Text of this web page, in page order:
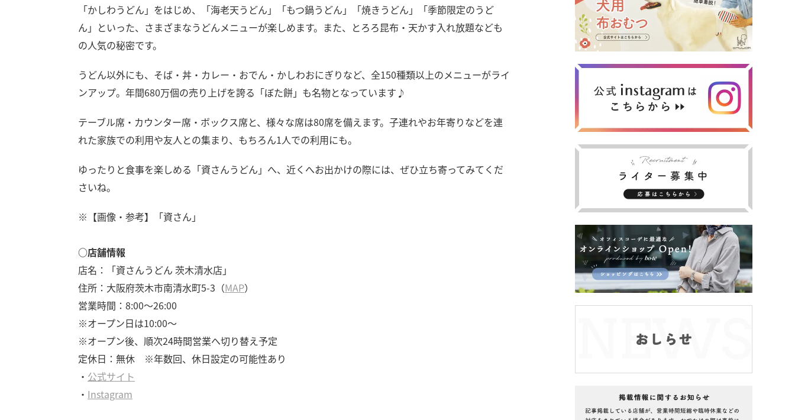
「かしわうどん」をはじめ、「海老天うどん」「もつ鍋うどん」「焼きうどん」「季節限定のうど
ん」といった、さまざまなうどんメニューが楽しめます。また、とろろ昆布・天かす入れ放題なども
の人気の秘密です。
うどん以外にも、そば・丼・カレー・おでん・かしわおにぎりなど、全150種類以上のメニューがライ
ンアップ。年間680万個の売り上げを誇る「ぼた餅」も名物となっています♪
テーブル席・カウンター席・ボックス席と、様々な席は80席を備えます。子連れやお年寄りなどを連
れた家族での利用や友人との集まり、もちろん1人での利用にも。
ゆったりと食事を楽しめる「資さんうどん」へ、近くへお出かけの際には、ぜひ立ち寄ってみてくだ
さいね。
※【画像・参考】「資さん」
○店舗情報
店名：「資さんうどん 茨木清水店」
住所：大阪府茨木市南清水町5-3（MAP）
営業時間：8:00～26:00
※オープン日は10:00～
※オープン後、順次24時間営業へ切り替え予定
定休日：無休 ※年数回、休日設定の可能性あり
・ 公式サイト
・ Instagram